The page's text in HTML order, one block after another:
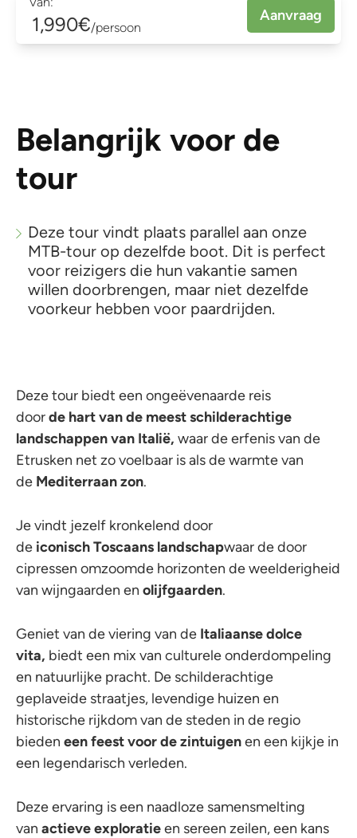
1,990€/persoon
Aanvraag
Belangrijk voor de
tour
Deze tour vindt plaats parallel aan onze
MTB-tour op dezelfde boot. Dit is perfect
voor reizigers die hun vakantie samen
willen doorbrengen, maar niet dezelfde
voorkeur hebben voor paardrijden.
Deze tour biedt een ongeëvenaarde reis
doorde hart van de meest schilderachtige
landschappen van Italië, waar de erfenis van de
Etrusken net zo voelbaar is als de warmte van
de Mediterraanzon.
Je vindt jezelf kronkelend door
de iconischToscaans landschapwaar de door
cipressen omzoomde horizonten de weelderigheid
van wijngaarden en olijfgaarden.
Geniet van de viering van de Italiaanse dolce
vita, biedt een mix van culturele onderdompeling
en natuurlijke pracht. De schilderachtige
geplaveide straatjes, levendige huizen en
historische rijkdom van de steden in de regio
bieden een feest voor de zintuigenen een kijkje in
een legendarisch verleden.
Deze ervaring is een naadloze samensmelting
van actieve exploratieen sereen zeilen, een kans